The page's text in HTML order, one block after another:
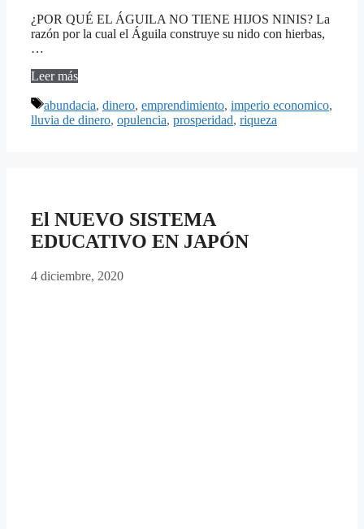
¿POR QUÉ EL ÁGUILA NO TIENE HIJOS NINIS? La
razón por la cual el Águila construye su nido con hierbas,
…
Leer más
Etiquetas
abundacia, dinero, emprendimiento, imperio economico,
lluvia de dinero, opulencia, prosperidad, riqueza
El NUEVO SISTEMA
EDUCATIVO EN JAPÓN
4 diciembre, 2020